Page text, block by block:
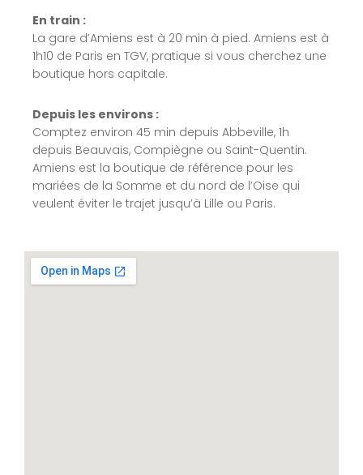
En train :
La gare d’Amiens est à 20 min à pied. Amiens est à
1h10 de Paris en TGV, pratique si vous cherchez une
boutique hors capitale.
Depuis les environs :
Comptez environ 45 min depuis Abbeville, 1h
depuis Beauvais, Compiègne ou Saint-Quentin.
Amiens est la boutique de référence pour les
mariées de la Somme et du nord de l’Oise qui
veulent éviter le trajet jusqu’à Lille ou Paris.